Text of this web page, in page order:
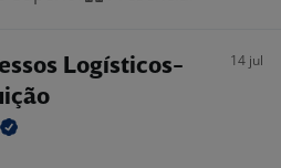
Logísticos-
14 jul